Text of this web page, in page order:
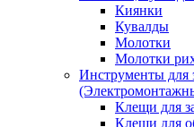
Киянки
Кувалды
Молотки
Молотки
Инструменты для
Клещи для
Клещи для